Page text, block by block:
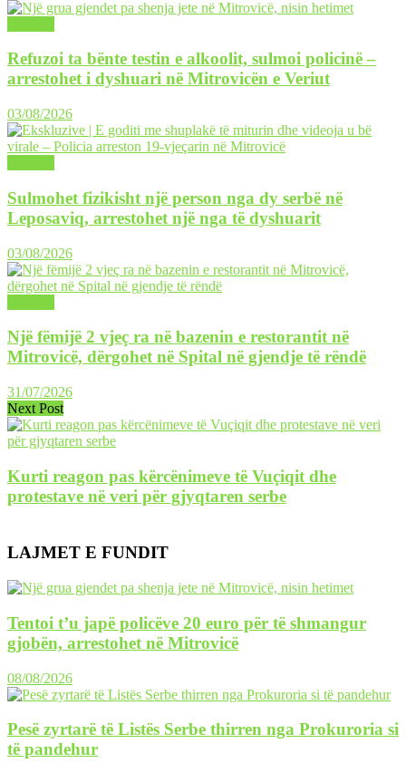
Refuzoi ta bënte testin e alkoolit, sulmoi policinë –
arrestohet i dyshuari në Mitrovicën e Veriut
03/08/2026
Sulmohet fizikisht një person nga dy serbë në
Leposaviq, arrestohet një nga të dyshuarit
03/08/2026
Një fëmijë 2 vjeç ra në bazenin e restorantit në
Mitrovicë, dërgohet në Spital në gjendje të rëndë
31/07/2026
Next Post
Kurti reagon pas kërcënimeve të Vuçiqit dhe
protestave në veri për gjyqtaren serbe
LAJMET E FUNDIT
Tentoi t’u japë policëve 20 euro për të shmangur
gjobën, arrestohet në Mitrovicë
08/08/2026
Pesë zyrtarë të Listës Serbe thirren nga Prokuroria si
të pandehur